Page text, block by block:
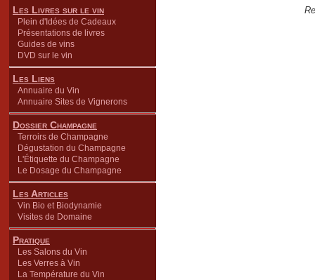
Les Livres sur le vin
Plein d'Idées de Cadeaux
Présentations de livres
Guides de vins
DVD sur le vin
Les Liens
Annuaire du Vin
Annuaire Sites de Vignerons
Dossier Champagne
Terroirs de Champagne
Dégustation du Champagne
L'Étiquette du Champagne
Le Dosage du Champagne
Les Articles
Vin Bio et Biodynamie
Visites de Domaine
Pratique
Les Salons du Vin
Les Verres à Vin
La Température du Vin